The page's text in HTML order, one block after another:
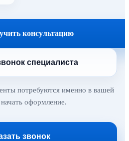
консультацию
специалиста
потребуются именно в вашей
оформление.
звонок